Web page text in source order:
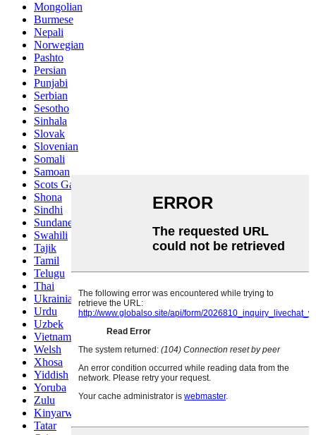
Mongolian
Burmese
Nepali
Norwegian
Pashto
Persian
Punjabi
Serbian
Sesotho
Sinhala
Slovak
Slovenian
Somali
Samoan
Scots Gaelic
Shona
Sindhi
Sundanese
Swahili
Tajik
Tamil
Telugu
Thai
Ukrainian
Urdu
Uzbek
Vietnamese
Welsh
Xhosa
Yiddish
Yoruba
Zulu
Kinyarwanda
Tatar